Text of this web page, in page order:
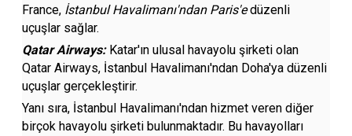
France, İstanbul Havalimanı'ndan Paris'edüzenli
uçuşlar sağlar.
Qatar Airways:Katar'ın ulusal havayolu şirketi olan
Qatar Airways, İstanbul Havalimanı'ndan Doha'ya düzenli
uçuşlar gerçekleştirir.
Yanı sıra, İstanbul Havalimanı'ndan hizmet veren diğer
birçok havayolu şirketi bulunmaktadır. Bu havayolları